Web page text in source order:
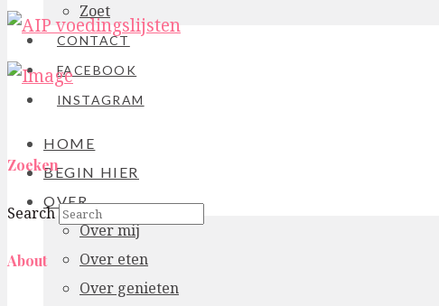
Zoet
CONTACT
FACEBOOK
INSTAGRAM
HOME
BEGIN HIER
OVER
Over mij
Over eten
Over genieten
Zoeken
Search
About